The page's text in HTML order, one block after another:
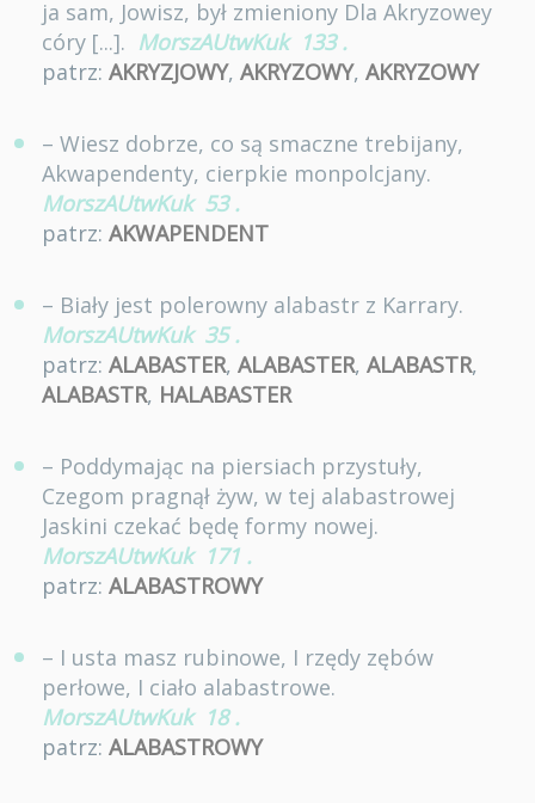
ja sam, Jowisz, był zmieniony Dla Akryzowey
córy [...]. MorszAUtwKuk 133 .
patrz: AKRYZJOWY, AKRYZOWY, AKRYZOWY
– Wiesz dobrze, co są smaczne trebijany,
Akwapendenty, cierpkie monpolcjany.
MorszAUtwKuk 53 .
patrz: AKWAPENDENT
– Biały jest polerowny alabastr z Karrary.
MorszAUtwKuk 35 .
patrz: ALABASTER, ALABASTER, ALABASTR,
ALABASTR, HALABASTER
– Poddymając na piersiach przystuły,
Czegom pragnął żyw, w tej alabastrowej
Jaskini czekać będę formy nowej.
MorszAUtwKuk 171 .
patrz: ALABASTROWY
– I usta masz rubinowe, I rzędy zębów
perłowe, I ciało alabastrowe.
MorszAUtwKuk 18 .
patrz: ALABASTROWY